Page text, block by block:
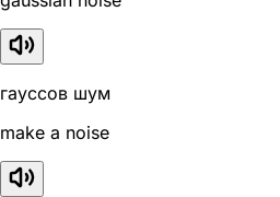
гауссов шум
make a noise